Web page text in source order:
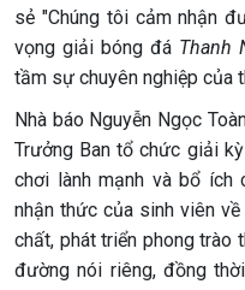
sẻ "Chúng tôi cảm nhận
vọng giải bóng đá Thanh
tầm sự chuyên nghiệp của
Nhà báo Nguyễn Ngọc
Trưởng Ban tổ chức giải
chơi lành mạnh và bổ ích
nhận thức của sinh viên
chất, phát triển phong trào
đường nói riêng, đồng